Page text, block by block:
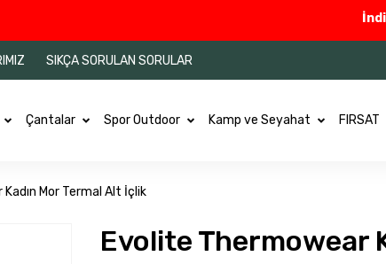
SIKÇA SORULAN SORULAR
Çantalar Spor Outdoor Kamp ve Seyahat FIRSAT
Mor Termal Alt İçlik
Evolite Thermowear